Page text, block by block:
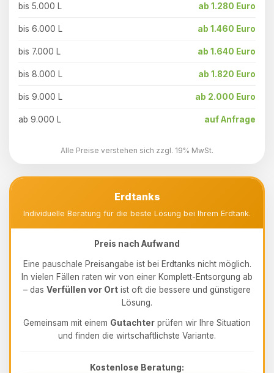
bis 5.000 L ab 1.280 Euro
bis 6.000 L ab 1.460 Euro
bis 7.000 L ab 1.640 Euro
bis 8.000 L ab 1.820 Euro
bis 9.000 L ab 2.000 Euro
ab 9.000 L auf Anfrage
Alle Preise verstehen sich zzgl. 19% MwSt.
Erdtanks
Individuelle Beratung für die beste Lösung bei Ihrem Erdtank.
Preis nach Aufwand
Eine pauschale Preisangabe ist bei Erdtanks nicht möglich.
In vielen Fällen raten wir von einer Komplett-Entsorgung ab
– das Verfüllen vor Ort ist oft die bessere und günstigere
Lösung.
Gemeinsam mit einem Gutachter prüfen wir Ihre Situation
und finden die wirtschaftlichste Variante.
Kostenlose Beratung: